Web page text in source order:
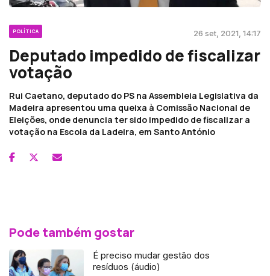
POLÍTICA 26 set, 2021, 14:17
Deputado impedido de fiscalizar
votação
Rui Caetano, deputado do PS na Assembleia Legislativa da
Madeira apresentou uma queixa à Comissão Nacional de
Eleições, onde denuncia ter sido impedido de fiscalizar a
votação na Escola da Ladeira, em Santo António
Pode também gostar
É preciso mudar gestão dos
resíduos (áudio)